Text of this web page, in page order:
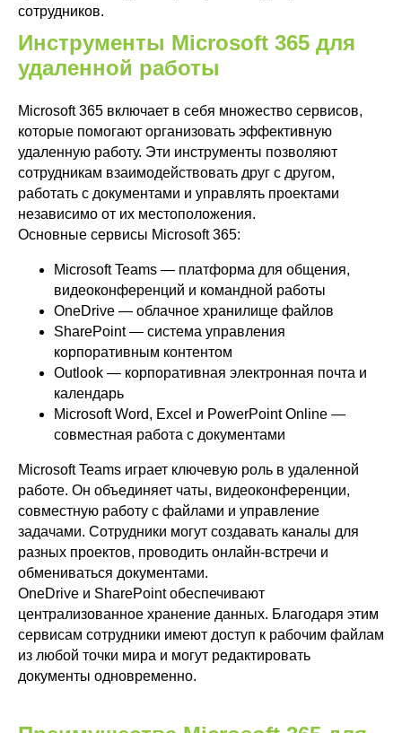
сотрудников.
Инструменты Microsoft 365 для
удаленной работы
Microsoft 365 включает в себя множество сервисов,
которые помогают организовать эффективную
удаленную работу. Эти инструменты позволяют
сотрудникам взаимодействовать друг с другом,
работать с документами и управлять проектами
независимо от их местоположения.
Основные сервисы Microsoft 365:
Microsoft Teams — платформа для общения,
видеоконференций и командной работы
OneDrive — облачное хранилище файлов
SharePoint — система управления
корпоративным контентом
Outlook — корпоративная электронная почта и
календарь
Microsoft Word, Excel и PowerPoint Online —
совместная работа с документами
Microsoft Teams играет ключевую роль в удаленной
работе. Он объединяет чаты, видеоконференции,
совместную работу с файлами и управление
задачами. Сотрудники могут создавать каналы для
разных проектов, проводить онлайн-встречи и
обмениваться документами.
OneDrive и SharePoint обеспечивают
централизованное хранение данных. Благодаря этим
сервисам сотрудники имеют доступ к рабочим файлам
из любой точки мира и могут редактировать
документы одновременно.